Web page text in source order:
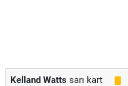
Kelland Watts sarı kart